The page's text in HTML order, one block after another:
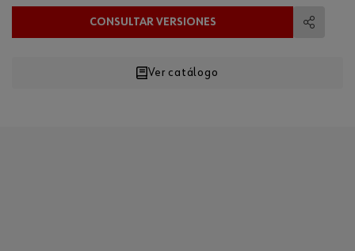
CONSULTAR VERSIONES
Ver catálogo